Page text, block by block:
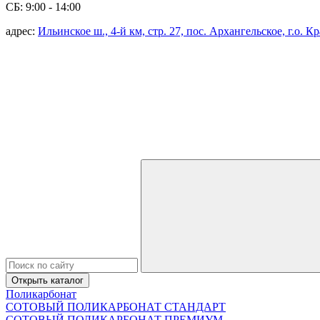
СБ: 9:00 - 14:00
адрес: Ильинское ш., 4-й км, стр. 27, пос. Архангельское, г.о.
Открыть каталог
Поликарбонат
СОТОВЫЙ ПОЛИКАРБОНАТ СТАНДАРТ